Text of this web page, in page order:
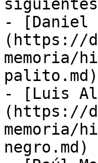
- [Daniel
(https://
memoria/
palito.md)
- [Luis
(https://
memoria/
negro.md)